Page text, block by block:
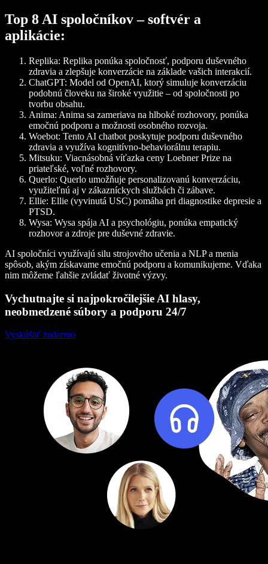
Top 8 AI spoločníkov – softvér a
aplikácie:
Replika: Replika ponúka spoločnosť, podporu duševného
zdravia a zlepšuje konverzácie na základe vašich interakcií.
ChatGPT: Model od OpenAI, ktorý simuluje konverzáciu
podobnú človeku na široké využitie – od spoločnosti po
tvorbu obsahu.
Anima: Anima sa zameriava na hlboké rozhovory, ponúka
emočnú podporu a možnosti osobného rozvoja.
Woebot: Tento AI chatbot poskytuje podporu duševného
zdravia a využíva kognitívno-behaviorálnu terapiu.
Mitsuku: Viacnásobná víťazka ceny Loebner Prize na
priateľské, voľné rozhovory.
Querlo: Querlo umožňuje personalizovanú konverzáciu,
využiteľnú aj v zákazníckych službách či zábave.
Ellie: Ellie (vyvinutá USC) pomáha pri diagnostike depresie a
PTSD.
Wysa: Wysa spája AI a psychológiu, ponúka empatický
rozhovor a zdroje pre duševné zdravie.
AI spoločníci využívajú silu strojového učenia a NLP a menia
spôsob, akým získavame emočnú podporu a komunikujeme. Vďaka
nim môžeme ľahšie zvládať životné výzvy.
Vychutnajte si najpokročilejšie AI hlasy,
neobmedzené súbory a podporu 24/7
Vyskúšať zadarmo